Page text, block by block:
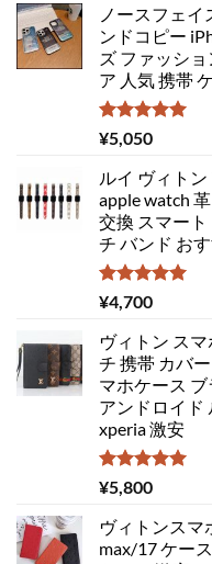
ノースフェ
ンドコピー
ズ ファッシ
ア 人気 携帯
5段階中
5.00
¥5,050
ルイ ヴィト
apple watch
交換 スマート
チ バンド お
5段階中
5.00
¥4,700
ヴィトン ス
チ 携帯 カバ
マホケース
アンドロイド
xperia 激安
5段階中
5.00
¥5,800
ヴィトンスマ
max/17 ケー